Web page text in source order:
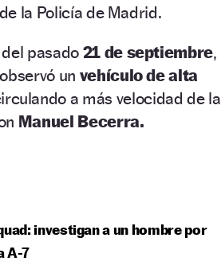
la Policía de Madrid.
pasado21 de septiembre,
un vehículo de alta
a más velocidad de la
Manuel Becerra.
investigan a un hombre por
A-7